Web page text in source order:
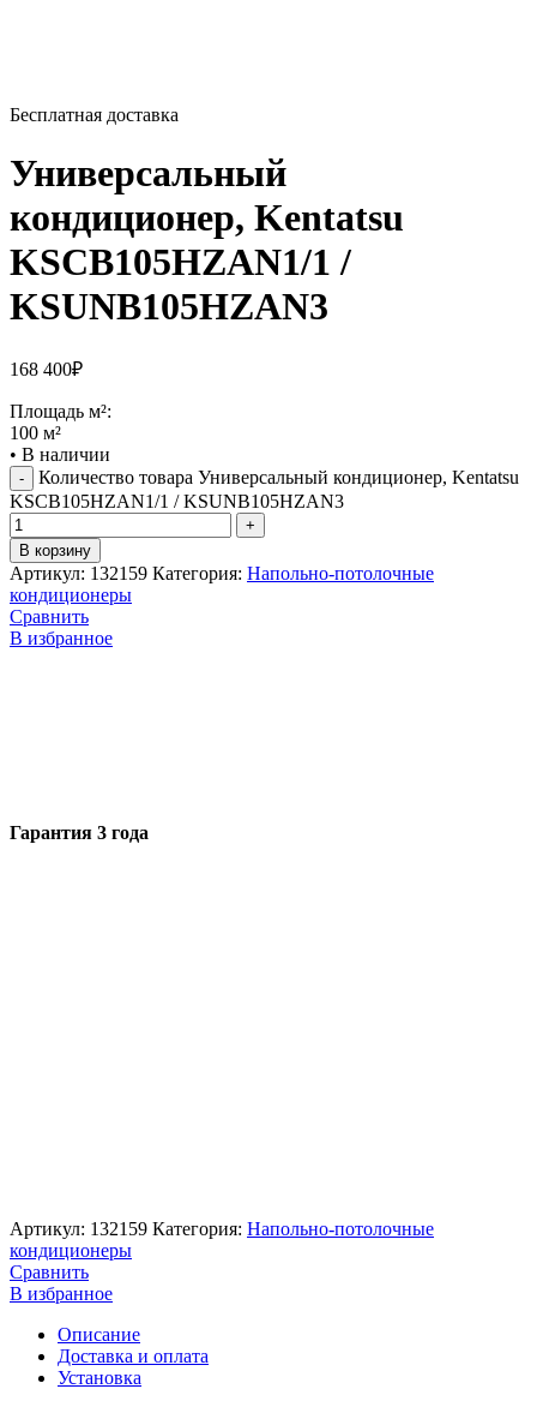
Бесплатная доставка
Универсальный
кондиционер, Kentatsu
KSCB105HZAN1/1 /
KSUNB105HZAN3
168 400₽
Площадь м²:
100 м²
• В наличии
Количество товара Универсальный кондиционер, Kentatsu
KSCB105HZAN1/1 / KSUNB105HZAN3
В корзину
Артикул: 132159 Категория: Напольно-потолочные
кондиционеры
Сравнить
В избранное
Гарантия 3 года
Артикул: 132159 Категория: Напольно-потолочные
кондиционеры
Сравнить
В избранное
Описание
Доставка и оплата
Установка